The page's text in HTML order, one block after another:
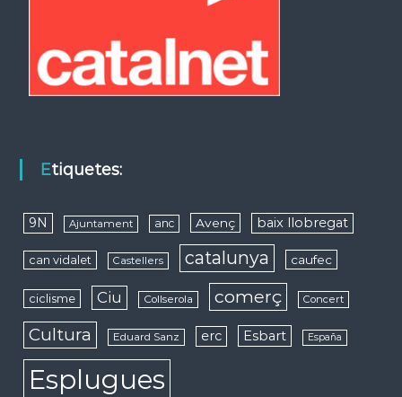
Etiquetes:
9N Ajuntament anc Avenç baix llobregat
can vidalet Castellers catalunya caufec
ciclisme Ciu Collserola comerç Concert
Cultura Eduard Sanz erc Esbart España
Esplugues